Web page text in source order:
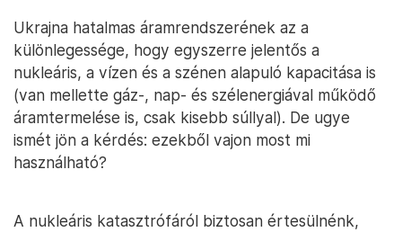
Ukrajna hatalmas áramrendszerének az a
különlegessége, hogy egyszerre jelentős a
nukleáris, a vízen és a szénen alapuló kapacitása is
(van mellette gáz-, nap- és szélenergiával működő
áramtermelése is, csak kisebb súllyal). De ugye
ismét jön a kérdés: ezekből vajon most mi
használható?
A nukleáris katasztrófáról biztosan értesülnénk,